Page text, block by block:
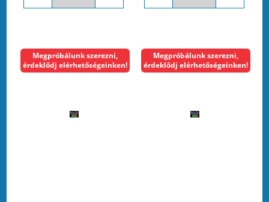
Megpróbálunk szerezni,
érdeklődj elérhetőségeinken!
Megpróbálunk szerezni,
érdeklődj elérhetőségeinken!